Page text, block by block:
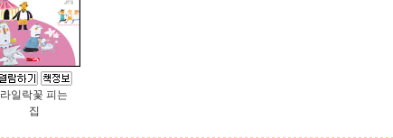
라일락꽃 피는
집